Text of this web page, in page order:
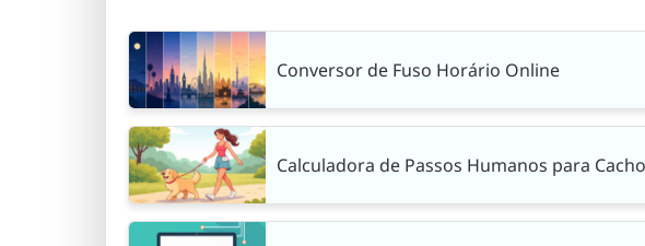
Conversor de Fuso Horário Online
Calculadora de Passos Humanos para